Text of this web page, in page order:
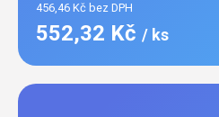
456,46 Kč bez DPH
552,32 Kč / ks